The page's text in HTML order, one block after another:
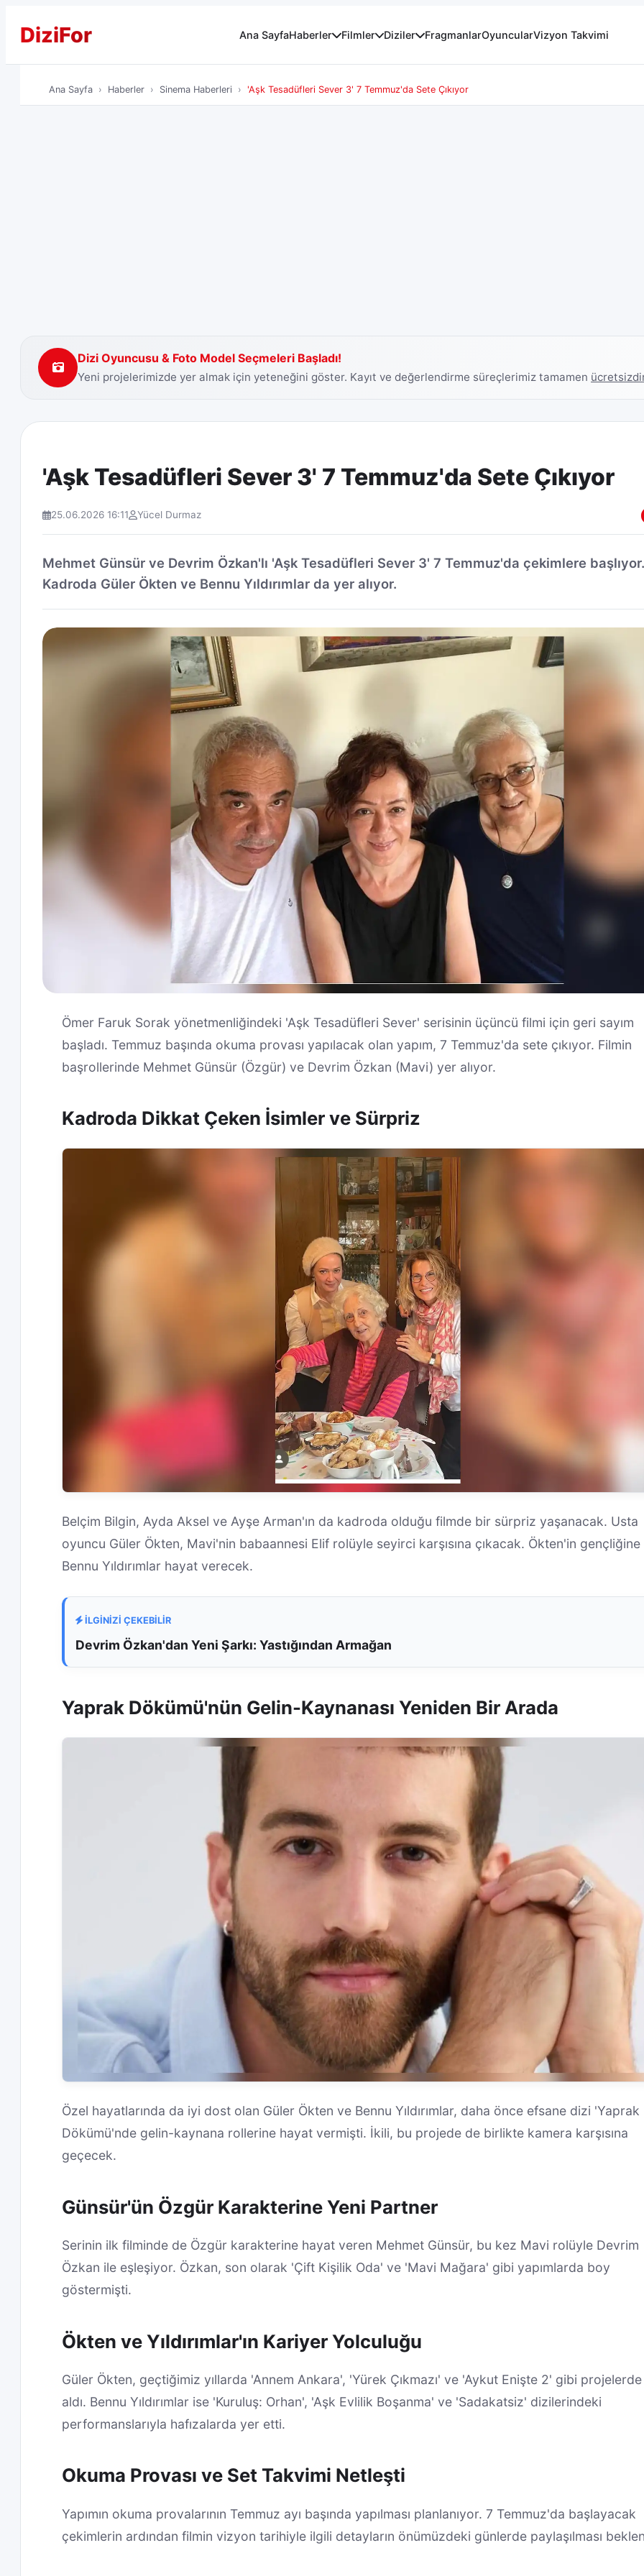
DiziFor Ana SayfaHaberler Filmler Diziler FragmanlarOyuncularVizyon Takvimi
Ana Sayfa Haberler Sinema Haberleri 'Aşk Tesadüfleri Sever 3' 7 Temmuz'da Sete Çıkıyor
Dizi Oyuncusu & Foto Model Seçmeleri Başladı!
Yeni projelerimizde yer almak için yeteneğini göster. Kayıt ve değerlendirme süreçlerimiz tamamen
'Aşk Tesadüfleri Sever 3' 7 Temmuz'da Sete Çıkıyor
25.06.2026 16:11 Yücel Durmaz
Mehmet Günsür ve Devrim Özkan'lı 'Aşk Tesadüfleri Sever 3' 7 Temmuz'da çekimlere başlıyor.
Kadroda Güler Ökten ve Bennu Yıldırımlar da yer alıyor.
Ömer Faruk Sorak yönetmenliğindeki 'Aşk Tesadüfleri Sever' serisinin üçüncü filmi için geri sayım
başladı. Temmuz başında okuma provası yapılacak olan yapım, 7 Temmuz'da sete çıkıyor. Filmin
başrollerinde Mehmet Günsür (Özgür) ve Devrim Özkan (Mavi) yer alıyor.
Kadroda Dikkat Çeken İsimler ve Sürpriz
Belçim Bilgin, Ayda Aksel ve Ayşe Arman'ın da kadroda olduğu filmde bir sürpriz yaşanacak. Usta
oyuncu Güler Ökten, Mavi'nin babaannesi Elif rolüyle seyirci karşısına çıkacak. Ökten'in gençliğine
Bennu Yıldırımlar hayat verecek.
İLGİNİZİ ÇEKEBİLİR
Devrim Özkan'dan Yeni Şarkı: Yastığından Armağan
Yaprak Dökümü'nün Gelin-Kaynanası Yeniden Bir Arada
Özel hayatlarında da iyi dost olan Güler Ökten ve Bennu Yıldırımlar, daha önce efsane dizi 'Yaprak
Dökümü'nde gelin-kaynana rollerine hayat vermişti. İkili, bu projede de birlikte kamera karşısına
geçecek.
Günsür'ün Özgür Karakterine Yeni Partner
Serinin ilk filminde de Özgür karakterine hayat veren Mehmet Günsür, bu kez Mavi rolüyle Devrim
Özkan ile eşleşiyor. Özkan, son olarak 'Çift Kişilik Oda' ve 'Mavi Mağara' gibi yapımlarda boy
göstermişti.
Ökten ve Yıldırımlar'ın Kariyer Yolculuğu
Güler Ökten, geçtiğimiz yıllarda 'Annem Ankara', 'Yürek Çıkmazı' ve 'Aykut Enişte 2' gibi
aldı. Bennu Yıldırımlar ise 'Kuruluş: Orhan', 'Aşk Evlilik Boşanma' ve 'Sadakatsiz' dizilerindeki
performanslarıyla hafızalarda yer etti.
Okuma Provası ve Set Takvimi Netleşti
Yapımın okuma provalarının Temmuz ayı başında yapılması planlanıyor. 7 Temmuz'da başlayacak
çekimlerin ardından filmin vizyon tarihiyle ilgili detayların önümüzdeki günlerde paylaşılması